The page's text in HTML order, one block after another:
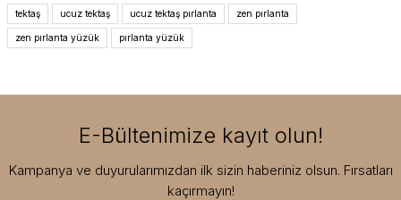
tektaş ucuz tektaş ucuz tektaş pırlanta zen pırlanta
zen pırlanta yüzük pırlanta yüzük
E-Bültenimize kayıt olun!
Kampanya ve duyurularımızdan ilk sizin haberiniz olsun. Fırsatları
kaçırmayın!